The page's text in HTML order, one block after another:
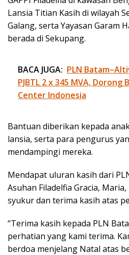
Lansia Titian Kasih di wilayah
Galang, serta Yayasan Garam
berada di Sekupang.
BACA JUGA: PLN
PJBTL 2 x 345 MVA, Dorong
Center Indonesia
Bantuan diberikan kepada
lansia, serta para pengurus
mendampingi mereka.
Mendapat uluran kasih dari
Asuhan Filadelfia Gracia,
syukur dan terima kasih atas
“Terima kasih kepada PLN
perhatian yang kami terima.
berdoa menjelang Natal atas